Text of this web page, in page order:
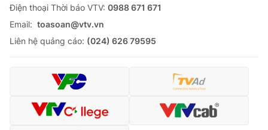
Ðiện thoại Thời báo VTV: 0988 671 671
Email: toasoan@vtv.vn
Liên hệ quảng cáo: (024) 626 79595